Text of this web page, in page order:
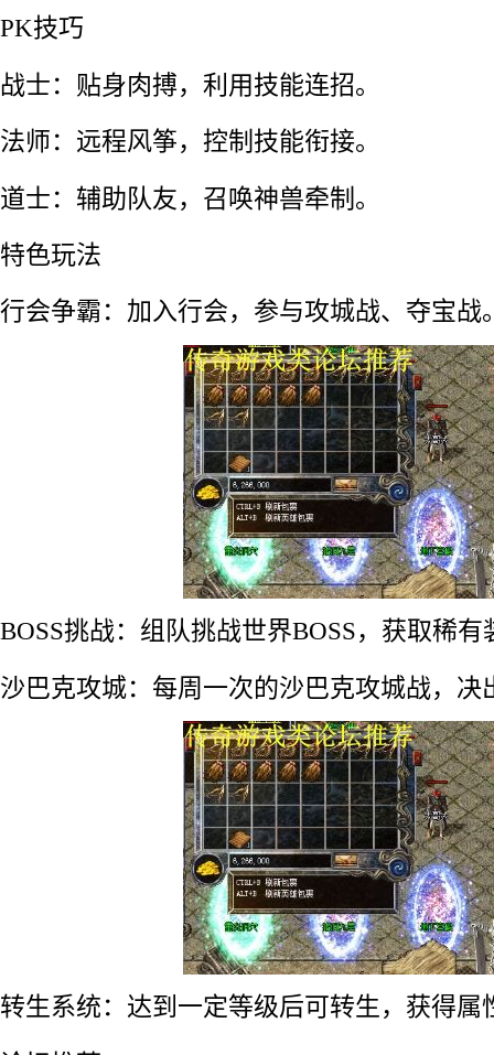
PK技巧
战士：贴身肉搏，利用技能连招。
法师：远程风筝，控制技能衔接。
道士：辅助队友，召唤神兽牵制。
特色玩法
行会争霸：加入行会，参与攻城战、夺宝战
BOSS挑战：组队挑战世界BOSS，获取稀有
沙巴克攻城：每周一次的沙巴克攻城战，决
转生系统：达到一定等级后可转生，获得属